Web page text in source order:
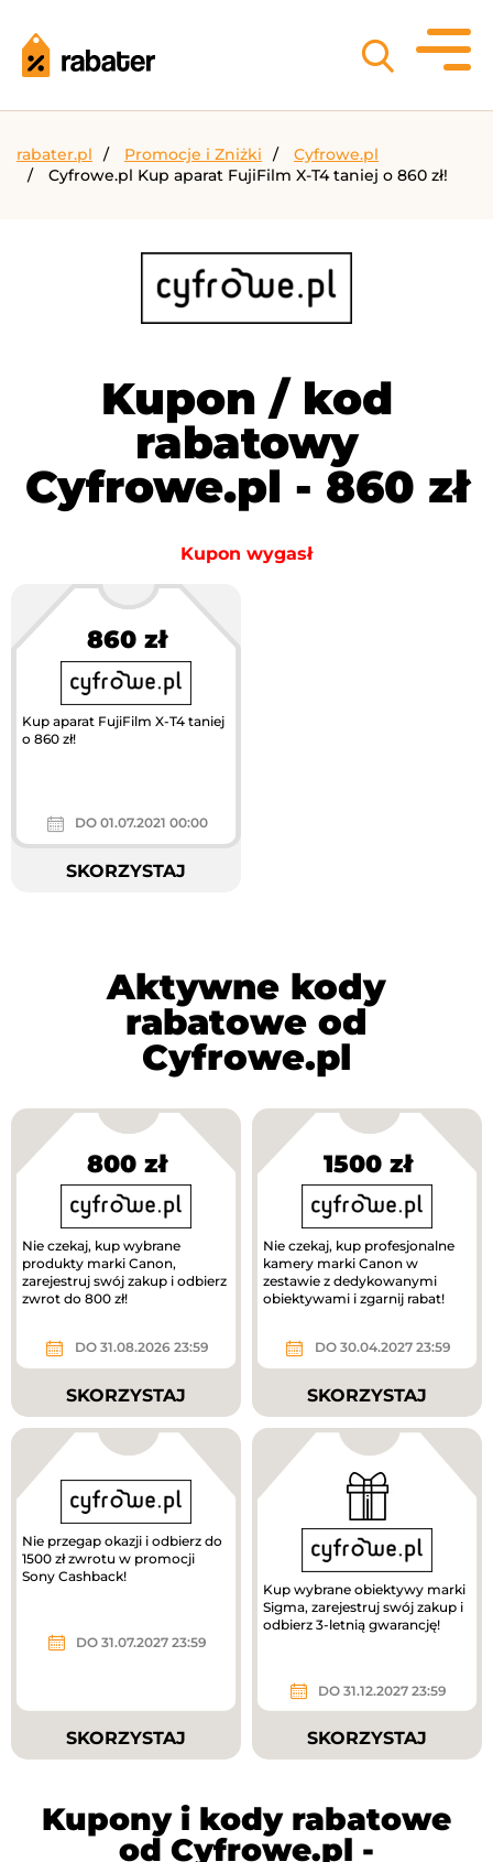
rabater.pl Promocje i Zniżki
Cyfrowe.pl
Cyfrowe.pl Kup aparat FujiFilm X-T4 taniej o 860 zł!
Kupon / kod
rabatowy
Cyfrowe.pl - 860 zł
Kupon wygasł
860 zł
Kup aparat FujiFilm X-T4 taniej
o 860 zł!
DO 01.07.2021 00:00
SKORZYSTAJ
Aktywne kody
rabatowe od
Cyfrowe.pl
800 zł
Nie czekaj, kup wybrane
produkty marki Canon,
zarejestruj swój zakup i odbierz
zwrot do 800 zł!
DO 31.08.2026 23:59
SKORZYSTAJ
1500 zł
Nie czekaj, kup profesjonalne
kamery marki Canon w
zestawie z dedykowanymi
obiektywami i zgarnij rabat!
DO 30.04.2027 23:59
SKORZYSTAJ
Nie przegap okazji i odbierz do
1500 zł zwrotu w promocji
Sony Cashback!
DO 31.07.2027 23:59
SKORZYSTAJ
Kup wybrane obiektywy marki
Sigma, zarejestruj swój zakup i
odbierz 3-letnią gwarancję!
DO 31.12.2027 23:59
SKORZYSTAJ
Kupony i kody rabatowe
od Cyfrowe.pl -